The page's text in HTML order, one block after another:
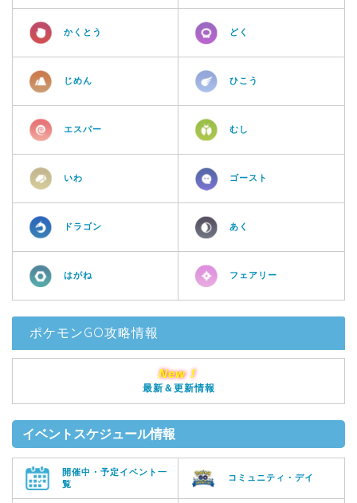
かくとう どく
じめん ひこう
エスパー むし
いわ ゴースト
ドラゴン あく
はがね フェアリー
ポケモンGO攻略情報
New！
最新＆更新情報
イベントスケジュール情報
開催中・予定イベント一
覧
コミュニティ・デイ